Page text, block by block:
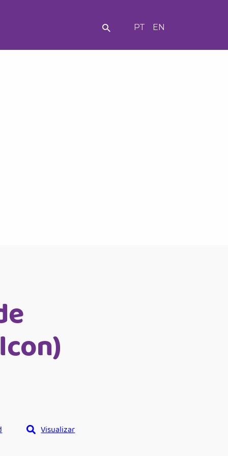
PT EN
Visualizar